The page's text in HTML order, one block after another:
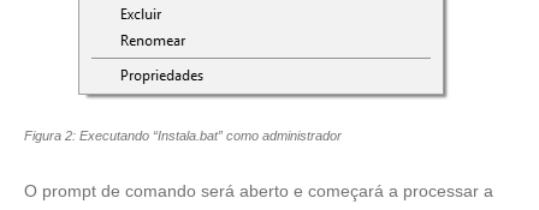
Figura 2: Executando “Instala.bat” como administrador
O prompt de comando será aberto e começará a processar a